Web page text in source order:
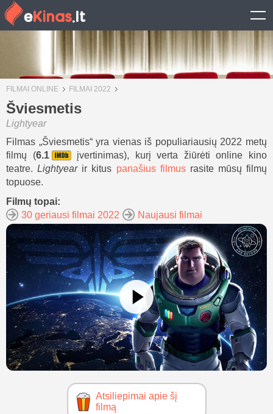
FILMAI ONLINE FILMAI 2022
Šviesmetis
Lightyear
Filmas „Šviesmetis“ yra vienas iš populiariausių 2022 metų
filmų (6.1
įvertinimas), kurį verta žiūrėti online kino
teatre.Lightyearir kitus panašius filmusrasite mūsų filmų
topuose.
Filmų topai:
30 geriausi filmai 2022
Naujausi filmai
Atsiliepimai apie šį
filmą